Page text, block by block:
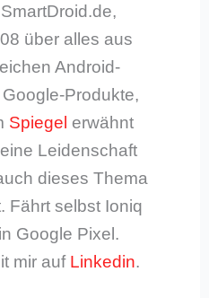
über alles aus
Android-
Produkte,
Spiegel erwähnt
Leidenschaft
dieses Thema
Fährt selbst Ioniq
Google Pixel.
mir auf Linkedin.